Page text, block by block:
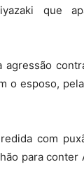
que
o esposo,
com
para